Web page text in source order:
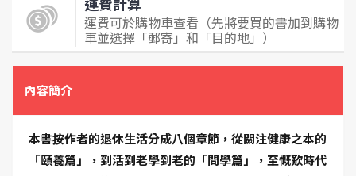
運費可於購物車查看（先將要買的書加到購物
車並選擇「郵寄」和「目的地」）
內容簡介
本書按作者的退休生活分成八個章節，從關注健康之本的
「頤養篇」，到活到老學到老的「問學篇」，至慨歎時代